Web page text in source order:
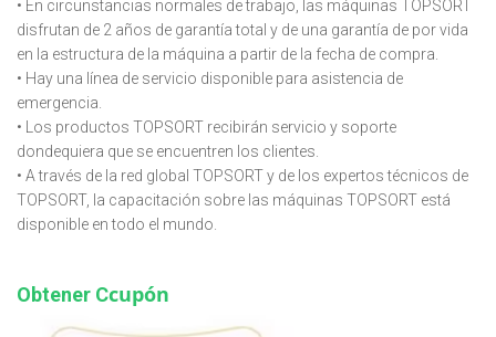
• En circunstancias normales de trabajo, las máquinas TOPSORT
disfrutan de 2 años de garantía total y de una garantía de por vida
en la estructura de la máquina a partir de la fecha de compra.
• Hay una línea de servicio disponible para asistencia de
emergencia.
• Los productos TOPSORT recibirán servicio y soporte
dondequiera que se encuentren los clientes.
• A través de la red global TOPSORT y de los expertos técnicos de
TOPSORT, la capacitación sobre las máquinas TOPSORT está
disponible en todo el mundo.
Obtener Ccupón